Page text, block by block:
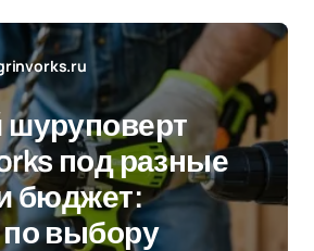
под разные
бюджет:
выбору